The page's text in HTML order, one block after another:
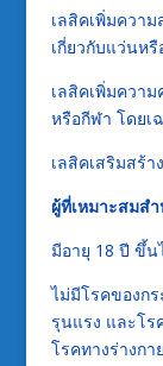
เลสิคเพิ่มควา
เกี่ยวกับแว่นห
เลสิคเพิ่มควา
หรือกีฬา โดยเ
เลสิคเสริมสร้
ผู้ที่เหมาะสมส
มีอายุ 18 ปี ขึ้น
ไม่มีโรคของก
รุนแรง และโร
โรคทางร่างก